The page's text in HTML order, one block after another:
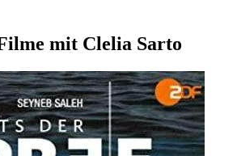
mit Clelia Sarto